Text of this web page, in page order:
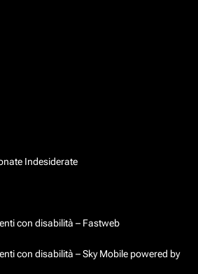
Indesiderate
con disabilità – Fastweb
con disabilità – Sky Mobile powered by